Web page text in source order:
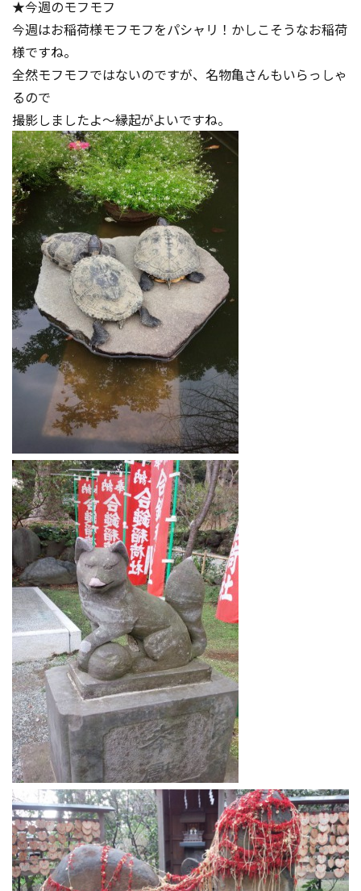
★今週のモフモフ
今週はお稲荷様モフモフをパシャリ！かしこそうなお稲荷
様ですね。
全然モフモフではないのですが、名物亀さんもいらっしゃ
るので
撮影しましたよ～縁起がよいですね。